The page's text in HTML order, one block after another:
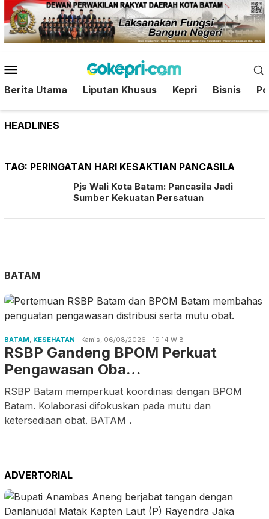
Loncat
ke
konten
Mobile
Berita Utama Liputan Khusus Kepri Bisnis
HEADLINES
TAG: PERINGATAN HARI KESAKTIAN PANCASILA
Pjs Wali Kota Batam: Pancasila Jadi
Sumber Kekuatan Persatuan
BATAM
BATAM, KESEHATAN Kamis, 06/08/2026 - 19:14 WIB
RSBP Gandeng BPOM Perkuat
Pengawasan Oba…
RSBP Batam memperkuat koordinasi dengan BPOM
Batam. Kolaborasi difokuskan pada mutu dan
ketersediaan obat. BATAM .
ADVERTORIAL